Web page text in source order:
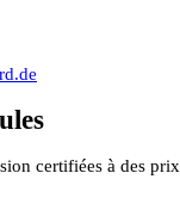
certifiées à des